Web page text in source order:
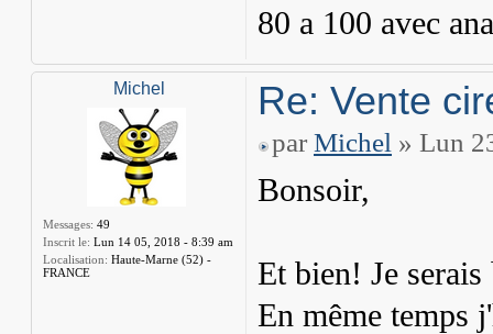
80 a 100 avec
Michel
Messages: 49
Inscrit le: Lun 14 05, 2018 - 8:39 am
Localisation: Haute-Marne (52) -
FRANCE
Re: Vente
par Michel » Lun
Bonsoir,
Et bien! Je
En même temps